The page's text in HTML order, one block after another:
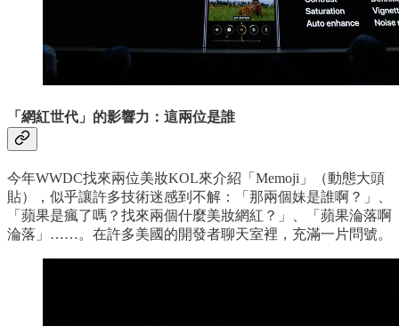
「網紅世代」的影響力：這兩位是誰
今年WWDC找來兩位美妝KOL來介紹「Memoji」（動態大頭
貼），似乎讓許多技術迷感到不解：「那兩個妹是誰啊？」、
「蘋果是瘋了嗎？找來兩個什麼美妝網紅？」、「蘋果淪落啊
淪落」……。在許多美國的開發者聊天室裡，充滿一片問號。